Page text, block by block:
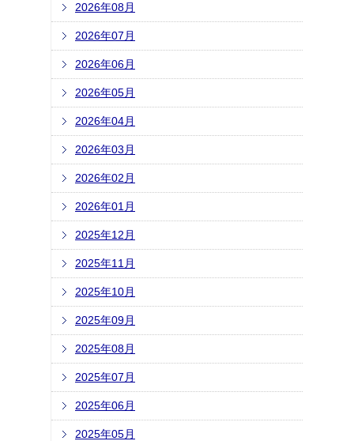
2026年08月
2026年07月
2026年06月
2026年05月
2026年04月
2026年03月
2026年02月
2026年01月
2025年12月
2025年11月
2025年10月
2025年09月
2025年08月
2025年07月
2025年06月
2025年05月